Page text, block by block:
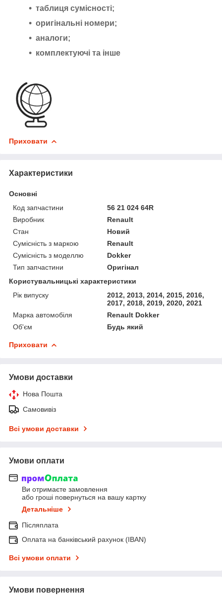
таблиця сумісності;
оригінальні номери;
аналоги;
комплектуючі та інше
Приховати
Характеристики
Основні
Код запчастини
56 21 024 64R
Виробник
Renault
Стан
Новий
Сумісність з маркою
Renault
Сумісність з моделлю
Dokker
Тип запчастини
Оригінал
Користувальницькі характеристики
Рік випуску
2012, 2013, 2014, 2015, 2016,
2017, 2018, 2019, 2020, 2021
Марка автомобіля
Renault Dokker
Об'єм
Будь який
Приховати
Умови доставки
Нова Пошта
Самовивіз
Всі умови доставки
Умови оплати
Ви отримаєте замовлення
або гроші повернуться на вашу картку
Детальніше
Післяплата
Оплата на банківський рахунок (IBAN)
Всі умови оплати
Умови повернення